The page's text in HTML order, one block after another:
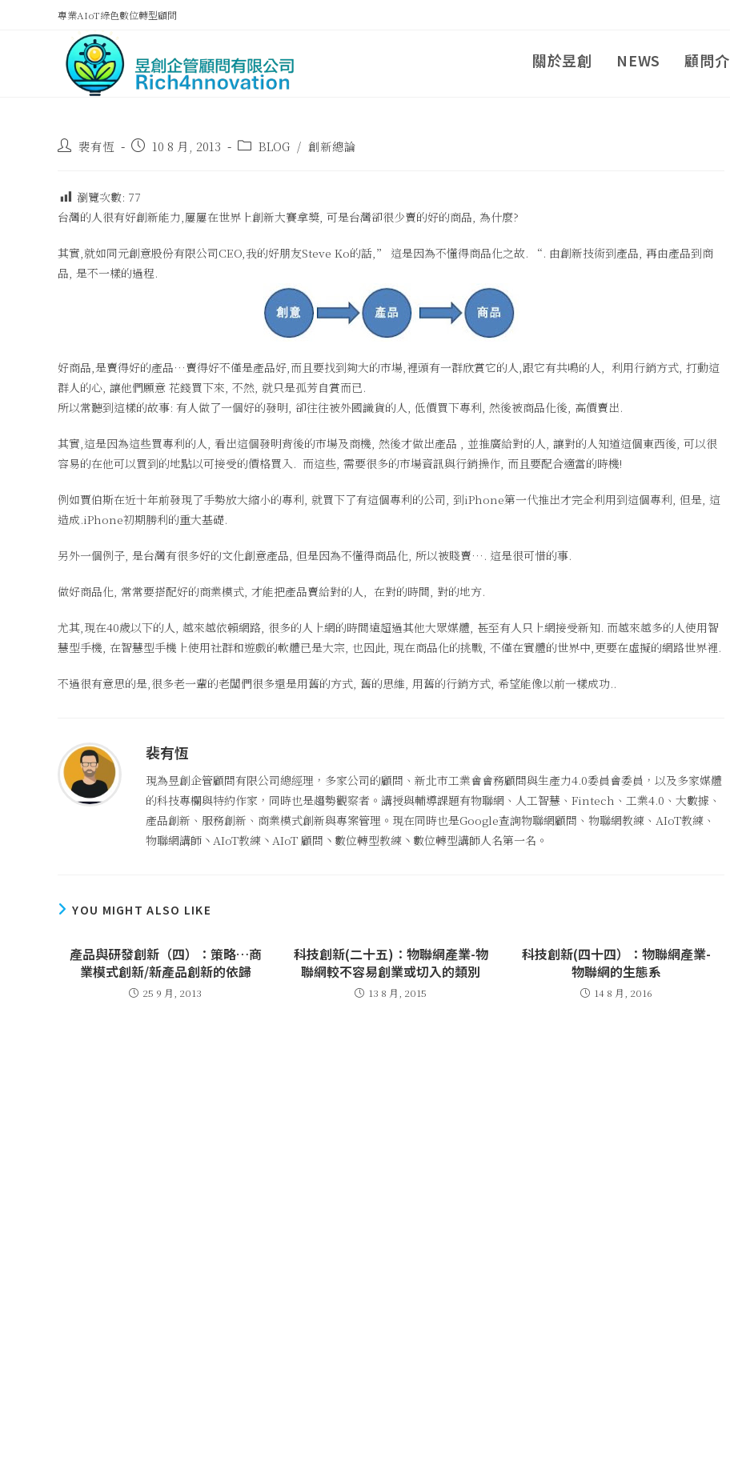
專業AIoT綠色數位轉型顧問
關於昱創 NEWS 顧問
裴有恆 10 8 月, 2013 BLOG / 創新總論
瀏覽次數: 77
台灣的人很有好創新能力,屢屢在世界上創新大賽拿獎, 可是台灣卻很少賣的好的商品, 為什麼?
其實,就如同元創意股份有限公司CEO,我的好朋友Steve Ko的話,” 這是因為不懂得商品化之故. “. 由創新技術到產品, 再由產品到商
品, 是不一樣的過程.
好商品,是賣得好的產品…賣得好不僅是產品好,而且要找到夠大的市場,裡頭有一群欣賞它的人,跟它有共鳴的人, 利用行銷方式, 打動這
群人的心, 讓他們願意 花錢買下來, 不然, 就只是孤芳自賞而已.
所以常聽到這樣的故事: 有人做了一個好的發明, 卻往往被外國識貨的人, 低價買下專利, 然後被商品化後, 高價賣出.
其實,這是因為這些買專利的人, 看出這個發明背後的市場及商機, 然後才做出產品 , 並推廣給對的人, 讓對的人知道這個東西後, 可以很
容易的在他可以買到的地點以可接受的價格買入. 而這些, 需要很多的市場資訊與行銷操作, 而且要配合適當的時機!
例如賈伯斯在近十年前發現了手勢放大縮小的專利, 就買下了有這個專利的公司, 到iPhone第一代推出才完全利用到這個專利, 但是, 這
造成.iPhone初期勝利的重大基礎.
另外一個例子, 是台灣有很多好的文化創意產品, 但是因為不懂得商品化, 所以被賤賣…. 這是很可惜的事.
做好商品化, 常常要搭配好的商業模式, 才能把產品賣給對的人, 在對的時間, 對的地方.
尤其,現在40歲以下的人, 越來越依賴網路, 很多的人上網的時間遠超過其他大眾媒體, 甚至有人只上網接受新知. 而越來越多的人使用智
慧型手機, 在智慧型手機上使用社群和遊戲的軟體已是大宗, 也因此, 現在商品化的挑戰, 不僅在實體的世界中,更要在虛擬的網路世界裡.
不過很有意思的是,很多老一輩的老闆們很多還是用舊的方式, 舊的思維, 用舊的行銷方式, 希望能像以前一樣成功..
裴有恆
現為昱創企管顧問有限公司總經理，多家公司的顧問、新北市工業會會務顧問與生產力4.0委員會委員，以及多家媒體
的科技專欄與特約作家，同時也是趨勢觀察者。講授與輔導課題有物聯網、人工智慧、Fintech、工業4.0、大數據、
產品創新、服務創新、商業模式創新與專案管理。現在同時也是Google查詢物聯網顧問、物聯網教練、AIoT教練、
物聯網講師丶AIoT教練丶AIoT 顧問丶數位轉型教練丶數位轉型講師人名第一名。
YOU MIGHT ALSO LIKE
產品與研發創新（四）：策略…商
業模式創新/新產品創新的依歸
25 9 月, 2013
科技創新(二十五)：物聯網產業-物
聯網較不容易創業或切入的類別
13 8 月, 2015
科技創新(四十四）：物聯網產業-
物聯網的生態系
14 8 月, 2016